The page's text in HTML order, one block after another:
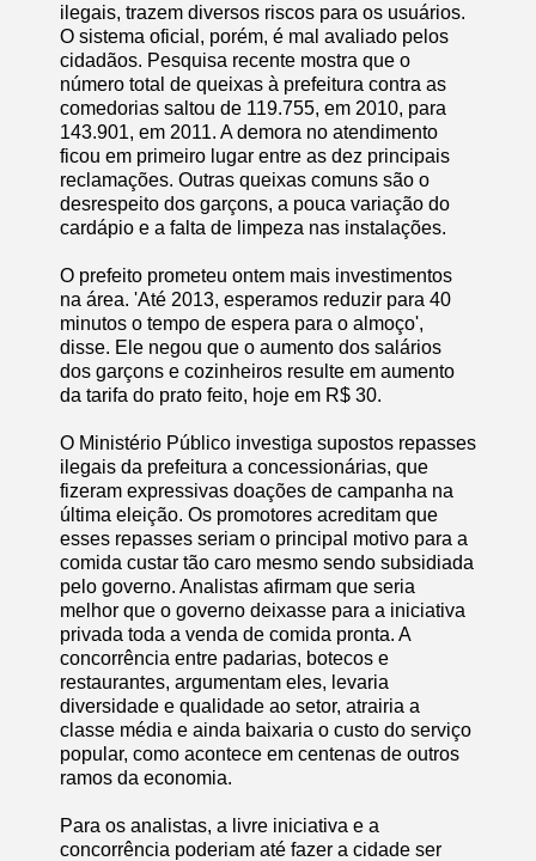
ilegais, trazem diversos riscos para os usuários.
O sistema oficial, porém, é mal avaliado pelos
cidadãos. Pesquisa recente mostra que o
número total de queixas à prefeitura contra as
comedorias saltou de 119.755, em 2010, para
143.901, em 2011. A demora no atendimento
ficou em primeiro lugar entre as dez principais
reclamações. Outras queixas comuns são o
desrespeito dos garçons, a pouca variação do
cardápio e a falta de limpeza nas instalações.
O prefeito prometeu ontem mais investimentos
na área. 'Até 2013, esperamos reduzir para 40
minutos o tempo de espera para o almoço',
disse. Ele negou que o aumento dos salários
dos garçons e cozinheiros resulte em aumento
da tarifa do prato feito, hoje em R$ 30.
O Ministério Público investiga supostos repasses
ilegais da prefeitura a concessionárias, que
fizeram expressivas doações de campanha na
última eleição. Os promotores acreditam que
esses repasses seriam o principal motivo para a
comida custar tão caro mesmo sendo subsidiada
pelo governo. Analistas afirmam que seria
melhor que o governo deixasse para a iniciativa
privada toda a venda de comida pronta. A
concorrência entre padarias, botecos e
restaurantes, argumentam eles, levaria
diversidade e qualidade ao setor, atrairia a
classe média e ainda baixaria o custo do serviço
popular, como acontece em centenas de outros
ramos da economia.
Para os analistas, a livre iniciativa e a
concorrência poderiam até fazer a cidade ser